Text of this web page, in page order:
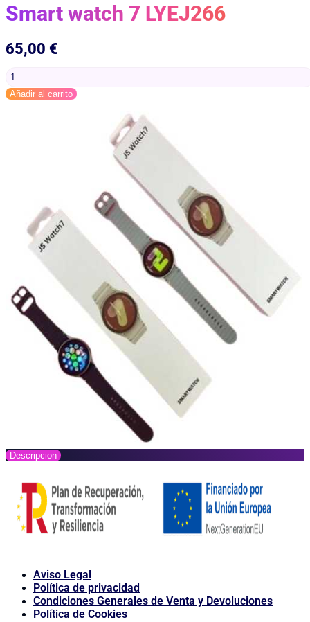
Smart watch 7 LYEJ266
65,00 €
Smart
7Añadir al carrito
Descripcion
Aviso Legal
Política de privacidad
Condiciones Generales de Venta y Devoluciones
Política de Cookies